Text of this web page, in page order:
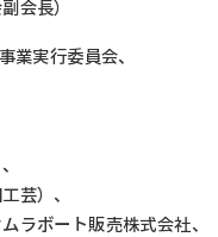
会長）
業実行委員会、
芸）、
ラボート販売株式会社、